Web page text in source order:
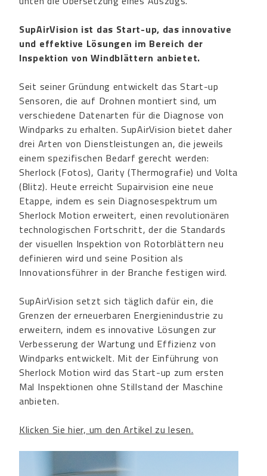
SupAirVision ist das Start-up, das innovative
und effektive Lösungen im Bereich der
Inspektion von Windblättern anbietet.
Seit seiner Gründung entwickelt das Start-up
Sensoren, die auf Drohnen montiert sind, um
verschiedene Datenarten für die Diagnose von
Windparks zu erhalten. SupAirVision bietet daher
drei Arten von Dienstleistungen an, die jeweils
einem spezifischen Bedarf gerecht werden:
Sherlock (Fotos), Clarity (Thermografie) und Volta
(Blitz). Heute erreicht Supairvision eine neue
Etappe, indem es sein Diagnosespektrum um
Sherlock Motion erweitert, einen revolutionären
technologischen Fortschritt, der die Standards
der visuellen Inspektion von Rotorblättern neu
definieren wird und seine Position als
Innovationsführer in der Branche festigen wird.
SupAirVision setzt sich täglich dafür ein, die
Grenzen der erneuerbaren Energienindustrie zu
erweitern, indem es innovative Lösungen zur
Verbesserung der Wartung und Effizienz von
Windparks entwickelt. Mit der Einführung von
Sherlock Motion wird das Start-up zum ersten
Mal Inspektionen ohne Stillstand der Maschine
anbieten.
Klicken Sie hier, um den Artikel zu lesen.